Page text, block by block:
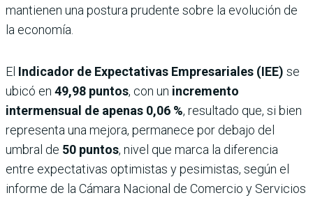
mantienen una postura prudente sobre la evolución de
la economía.
El Indicador de Expectativas Empresariales (IEE) se
ubicó en 49,98 puntos, con un incremento
intermensual de apenas 0,06 %, resultado que, si bien
representa una mejora, permanece por debajo del
umbral de 50 puntos, nivel que marca la diferencia
entre expectativas optimistas y pesimistas, según el
informe de la Cámara Nacional de Comercio y Servicios